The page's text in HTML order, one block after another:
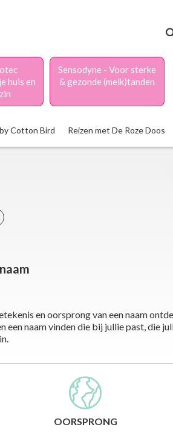
huis en
Sensodyne - Voor sterke
& gezonde (melk)tanden
Cotton Bird Reizen met De Roze Doos
en oorsprong van een naam
naam vinden die bij jullie past, die
OORSPRONG